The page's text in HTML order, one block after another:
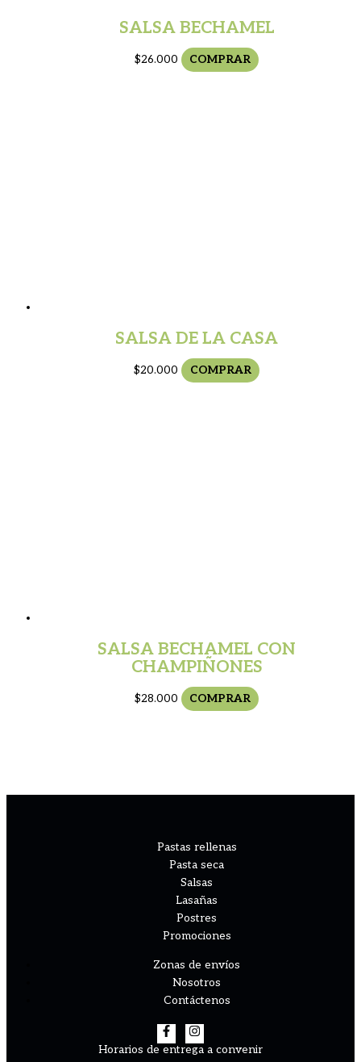
SALSA BECHAMEL
$26.000 COMPRAR
SALSA DE LA CASA
$20.000 COMPRAR
SALSA BECHAMEL CON
CHAMPIÑONES
$28.000 COMPRAR
Pastas rellenas
Pasta seca
Salsas
Lasañas
Postres
Promociones
Zonas de envíos
Nosotros
Contáctenos
Horarios de entrega a convenir